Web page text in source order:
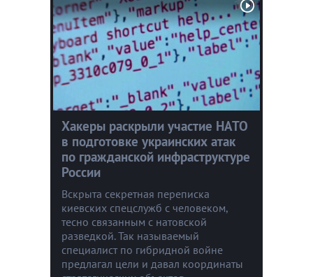
Хакеры раскрыли участие НАТО
в подготовке украинских атак
по гражданской инфраструктуре
России
Вскрыта секретная переписка
киевских спецслужб с человеком,
тесно связанным с натовской
разведкой. Так называемый
специалист по гибридной войне
предлагал цели и давал координаты